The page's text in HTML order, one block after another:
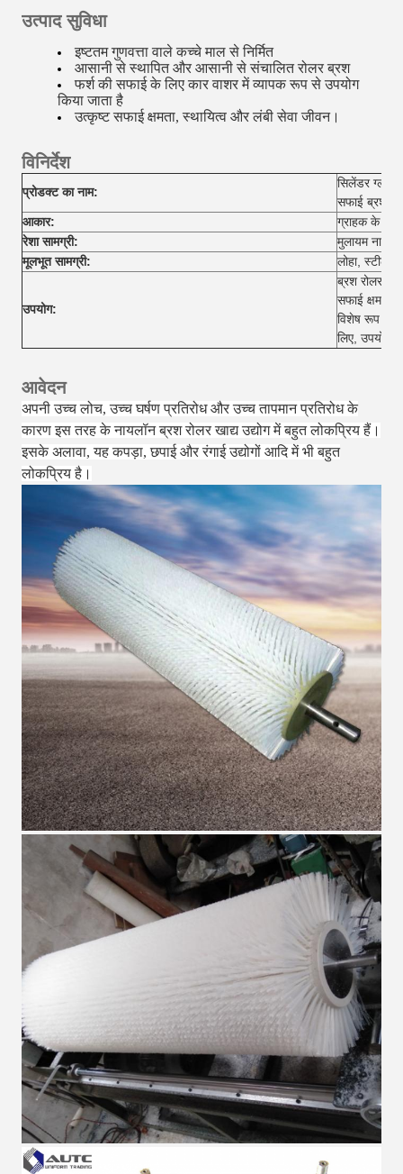
उत्पाद सुविधा
इष्टतम गुणवत्ता वाले कच्चे माल से निर्मित
आसानी से स्थापित और आसानी से संचालित रोलर ब्रश
फर्श की सफाई के लिए कार वाशर में व्यापक रूप से उपयोग
किया जाता है
उत्कृष्ट सफाई क्षमता, स्थायित्व और लंबी सेवा जीवन।
विनिर्देश
प्रोडक्ट का नाम:
सिलेंडर ग्लास
सफाई ब्रश
आकार:
ग्राहक के
रेशा सामग्री:
मुलायम
मूलभूत सामग्री:
लोहा, स्टील,
उपयोग:
ब्रश रोलर
सफाई क्षमता,
विशेष रूप से
लिए, उपयोग
आवेदन
अपनी उच्च लोच, उच्च घर्षण प्रतिरोध और उच्च तापमान प्रतिरोध के
कारण इस तरह के नायलॉन ब्रश रोलर खाद्य उद्योग में बहुत लोकप्रिय हैं।
इसके अलावा, यह कपड़ा, छपाई और रंगाई उद्योगों आदि में भी बहुत
लोकप्रिय है।